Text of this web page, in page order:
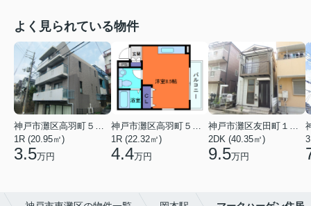
よく見られている物件
神戸市灘区高羽町５丁目
1R (20.95㎡)
3.5万円
神戸市灘区高羽町５丁目
1R (22.32㎡)
4.4万円
神戸市灘区友田町１丁目
2DK (40.35㎡)
9.5万円